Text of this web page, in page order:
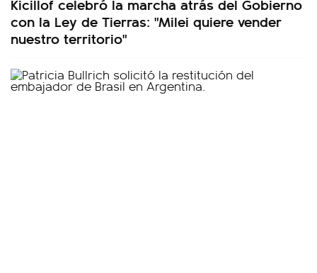
Kicillof celebró la marcha atrás del Gobierno
con la Ley de Tierras: "Milei quiere vender
nuestro territorio"